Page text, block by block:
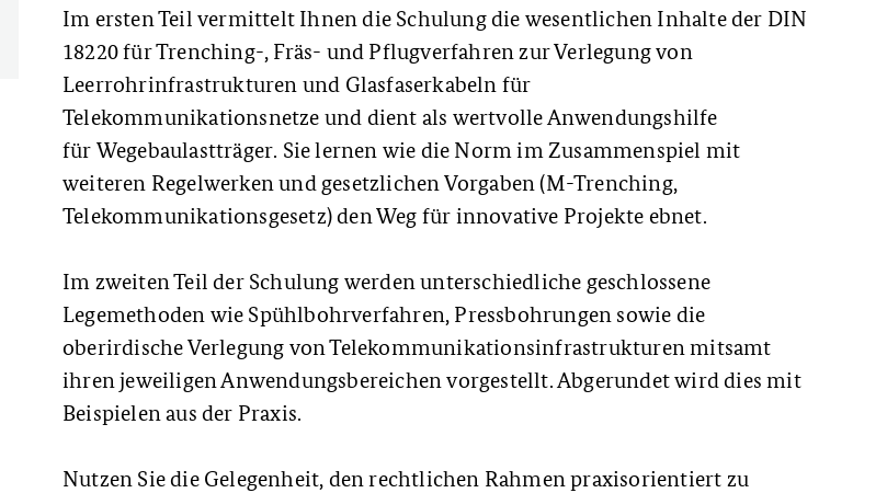
Im ersten Teil vermittelt Ihnen die Schulung die wesentlichen Inhalte der DIN
18220 für Trenching-, Fräs- und Pflugverfahren zur Verlegung von
Leerrohrinfrastrukturen und Glasfaserkabeln für
Telekommunikationsnetze und dient als wertvolle Anwendungshilfe
für Wegebaulastträger. Sie lernen wie die Norm im Zusammenspiel mit
weiteren Regelwerken und gesetzlichen Vorgaben (M-Trenching,
Telekommunikationsgesetz) den Weg für innovative Projekte ebnet.
Im zweiten Teil der Schulung werden unterschiedliche geschlossene
Legemethoden wie Spühlbohrverfahren, Pressbohrungen sowie die
oberirdische Verlegung von Telekommunikationsinfrastrukturen mitsamt
ihren jeweiligen Anwendungsbereichen vorgestellt. Abgerundet wird dies mit
Beispielen aus der Praxis.
Nutzen Sie die Gelegenheit, den rechtlichen Rahmen praxisorientiert zu